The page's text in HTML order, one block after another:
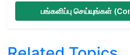
பங்களிப்பு செய்யுங்கள்